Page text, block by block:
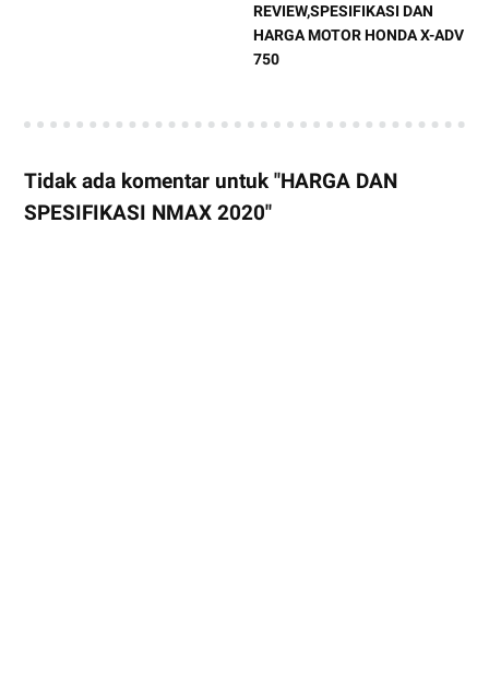
REVIEW,SPESIFIKASI DAN
HARGA MOTOR HONDA X-ADV
750
Tidak ada komentar untuk "HARGA DAN
SPESIFIKASI NMAX 2020"